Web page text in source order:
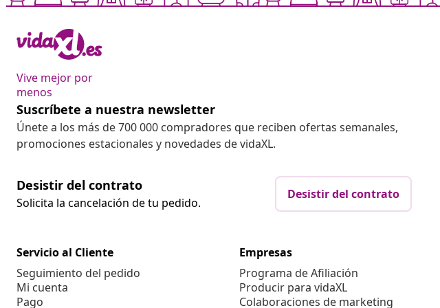
Vive mejor por
menos
Suscríbete a nuestra newsletter
Únete a los más de 700 000 compradores que reciben ofertas semanales,
promociones estacionales y novedades de vidaXL.
Desistir del contrato
Solicita la cancelación de tu pedido.
Desistir del contrato
Servicio al Cliente
Seguimiento del pedido
Mi cuenta
Pago
Empresas
Programa de Afiliación
Producir para vidaXL
Colaboraciones de marketing